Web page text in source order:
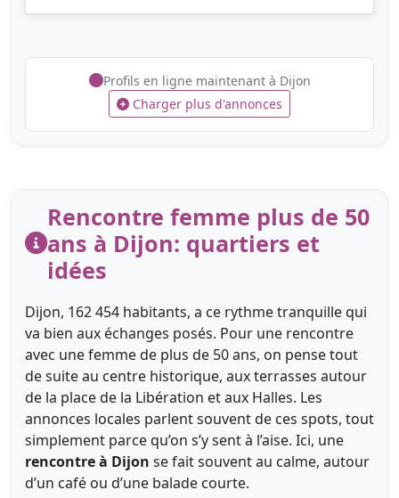
Profils en ligne maintenant à Dijon
Charger plus d'annonces
Rencontre femme plus de 50
ans à Dijon: quartiers et
idées
Dijon, 162 454 habitants, a ce rythme tranquille qui
va bien aux échanges posés. Pour une rencontre
avec une femme de plus de 50 ans, on pense tout
de suite au centre historique, aux terrasses autour
de la place de la Libération et aux Halles. Les
annonces locales parlent souvent de ces spots, tout
simplement parce qu’on s’y sent à l’aise. Ici, une
rencontre à Dijon se fait souvent au calme, autour
d’un café ou d’une balade courte.